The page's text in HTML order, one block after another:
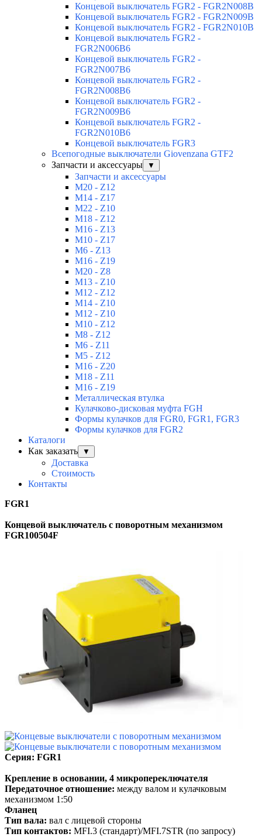
Концевой выключатель FGR2 - FGR2N008B
Концевой выключатель FGR2 - FGR2N009B
Концевой выключатель FGR2 - FGR2N010B
Концевой выключатель FGR2 -
FGR2N006B6
Концевой выключатель FGR2 -
FGR2N007B6
Концевой выключатель FGR2 -
FGR2N008B6
Концевой выключатель FGR2 -
FGR2N009B6
Концевой выключатель FGR2 -
FGR2N010B6
Концевой выключатель FGR3
Всепогодные выключатели Giovenzana GTF2
Запчасти и аксессуары
▼
Запчасти и аксессуары
M20 - Z12
M14 - Z17
M22 - Z10
M18 - Z12
M16 - Z13
M10 - Z17
M6 - Z13
M16 - Z19
M20 - Z8
M13 - Z10
M12 - Z12
M14 - Z10
M12 - Z10
M10 - Z12
M8 - Z12
M6 - Z11
M5 - Z12
M16 - Z20
M18 - Z11
M16 - Z19
Металлическая втулка
Кулачково-дисковая муфта FGH
Формы кулачков для FGR0, FGR1, FGR3
Формы кулачков для FGR2
Каталоги
Как заказать
▼
Доставка
Стоимость
Контакты
FGR1
Концевой выключатель c поворотным механизмом
FGR100504F
Серия: FGR1
Крепление в основании, 4 микропереключателя
Передаточное отношение: между валом и кулачковым
механизмом 1:50
Фланец
Тип вала: вал с лицевой стороны
Тип контактов: MFI.3 (стандарт)/MFI.7STR (по запросу)